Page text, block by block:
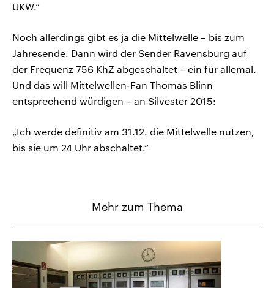
UKW.“
Noch allerdings gibt es ja die Mittelwelle – bis zum
Jahresende. Dann wird der Sender Ravensburg auf
der Frequenz 756 KhZ abgeschaltet – ein für allemal.
Und das will Mittelwellen-Fan Thomas Blinn
entsprechend würdigen – an Silvester 2015:
„Ich werde definitiv am 31.12. die Mittelwelle nutzen,
bis sie um 24 Uhr abschaltet.“
Mehr zum Thema